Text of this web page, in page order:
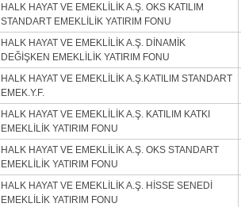
HALK HAYAT VE EMEKLİLİK A.Ş. OKS KATILIM
STANDART EMEKLİLİK YATIRIM FONU
HALK HAYAT VE EMEKLİLİK A.Ş. DİNAMİK
DEĞİŞKEN EMEKLİLİK YATIRIM FONU
HALK HAYAT VE EMEKLİLİK A.Ş.KATILIM STANDART
EMEK.Y.F.
HALK HAYAT VE EMEKLİLİK A.Ş. KATILIM KATKI
EMEKLİLİK YATIRIM FONU
HALK HAYAT VE EMEKLİLİK A.Ş. OKS STANDART
EMEKLİLİK YATIRIM FONU
HALK HAYAT VE EMEKLİLİK A.Ş. HİSSE SENEDİ
EMEKLİLİK YATIRIM FONU